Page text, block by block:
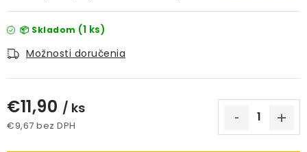
Obchodné podmienky
Podmienky ochrany osobných údajov
O nás
Spôsoby platby
Kontakt / Právne údaje
📦 Skladom (1 ks)
Možnosti doručenia
€11,90 / ks
€9,67 bez DPH